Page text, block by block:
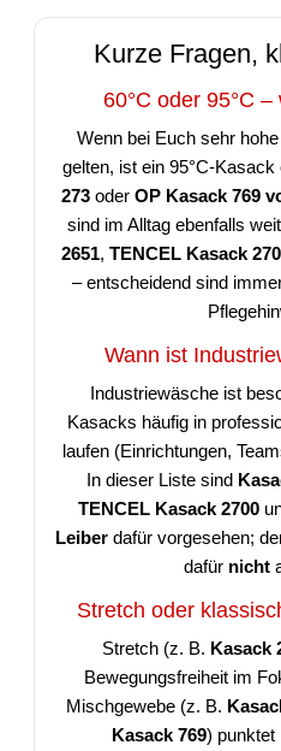
Kurze Fragen,
60°C oder 95°C
Wenn bei Euch sehr
gelten, ist ein 95°C-
273 oder OP Kasack 769
sind im Alltag ebenfalls
2651, TENCEL Kasack
– entscheidend sind
Wann ist
Industriewäsche ist
Kasacks häufig in
laufen (Einrichtungen,
In dieser Liste sind
TENCEL Kasack 2700
Leiberdafür vorgesehen;
dafür nicht
Stretch oder
Stretch (z. B. Kasack
Bewegungsfreiheit im
Mischgewebe (z. B.
Kasack 769) punktet